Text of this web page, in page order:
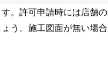
。許可申請時には店舗の
う。施工図面が無い場合